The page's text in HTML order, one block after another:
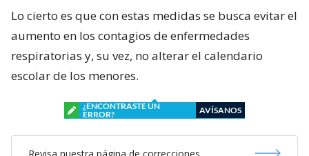
Lo cierto es que con estas medidas se busca evitar el
aumento en los contagios de enfermedades
respiratorias y, su vez, no alterar el calendario
escolar de los menores.
¿ENCONTRASTE UN
ERROR?
AVÍSANOS